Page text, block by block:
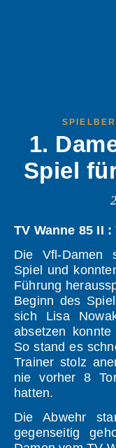
1.
Spiel
TV Wanne 85 II
Die Vfl-Damen
Spiel und
Führung
Beginn des
sich Lisa
absetzen
So stand es
Trainer stolz
nie vorher 8
hatten.
Die Abwehr
gegenseitig